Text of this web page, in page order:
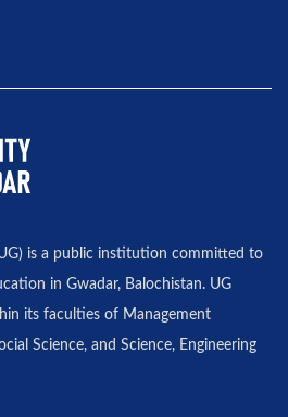
is a public institution committed to
in Gwadar, Balochistan. UG
its faculties of Management
Science, and Science, Engineering